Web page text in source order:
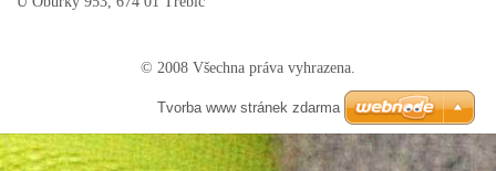
© 2008 Všechna práva vyhrazena.
Tvorba www stránek zdarma